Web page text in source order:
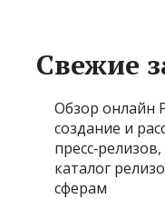
Свежие
Обзор онлайн
создание и
каталог
сферам